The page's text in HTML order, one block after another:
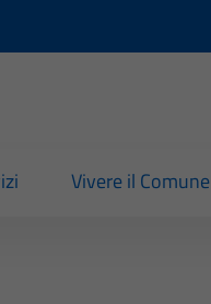
Vivere il Comune